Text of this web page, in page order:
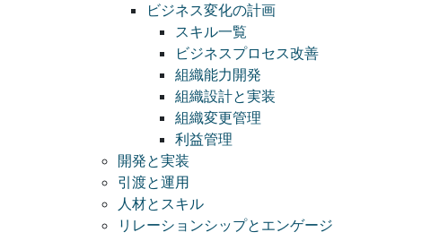
ビジネス変化の計画
スキル一覧
ビジネスプロセス改善
組織能力開発
組織設計と実装
組織変更管理
利益管理
開発と実装
引渡と運用
人材とスキル
リレーションシップとエンゲージ